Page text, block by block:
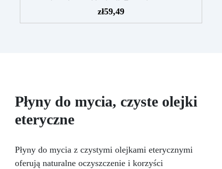
bezpiecznej izolacji. Zero skurczu:
gwarantowana stabilność wymiarowa podczas
utwardzania. Odporność na wilgoć i środki
przezroczystej (do LED i łatwej kontroli) oraz z
czarnym barwnikiem – osobno, dla ochrony
patentowej i anty-sabotażowej.
zł59,49
Płyny do mycia, czyste olejki
eteryczne
Płyny do mycia z czystymi olejkami eterycznymi
oferują naturalne oczyszczenie i korzyści